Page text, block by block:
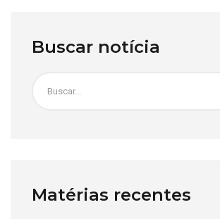
Buscar notícia
Matérias recentes